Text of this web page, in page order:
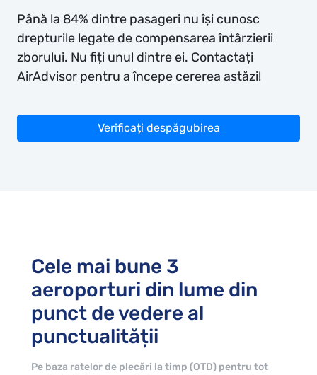
Până la 84% dintre pasageri nu își cunosc
drepturile legate de compensarea întârzierii
zborului. Nu fiți unul dintre ei. Contactați
AirAdvisor pentru a începe cererea astăzi!
Verificați despăgubirea
Cele mai bune 3
aeroporturi din lume din
punct de vedere al
punctualității
Pe baza ratelor de plecări la timp (OTD) pentru tot